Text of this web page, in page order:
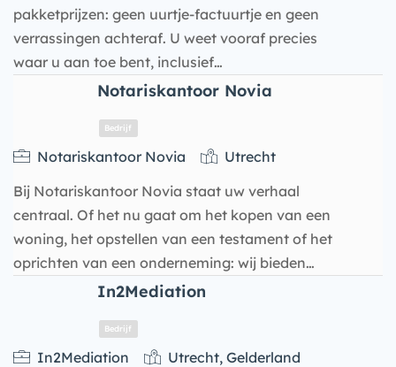
Bedrijf
pakketprijzen: geen uurtje-factuurtje en geen
verrassingen achteraf. U weet vooraf precies
waar u aan toe bent, inclusief…
Notariskantoor Novia
Bedrijf
Notariskantoor Novia
Utrecht
Bij Notariskantoor Novia staat uw verhaal
centraal. Of het nu gaat om het kopen van een
woning, het opstellen van een testament of het
oprichten van een onderneming: wij bieden…
In2Mediation
In2Mediation
Utrecht, Gelderland